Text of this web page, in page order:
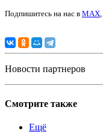
Подпишитесь на нас в MAX,
Новости партнеров
Смотрите также
Ещё